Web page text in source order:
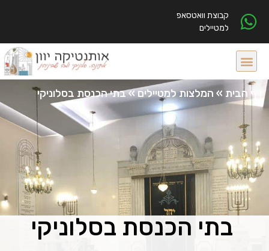
קבוצת וואטסאפ
למטיילים
דף הבית » המלצות למטיילים»בתי הכנסת בסלוניקי
בתי הכנסת בסלוניקי